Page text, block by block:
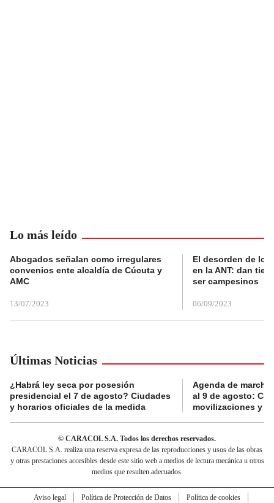
Lo más leído
Abogados señalan como irregulares
convenios ente alcaldía de Cúcuta y
AMC
13/07/2023
El desorden de
en la ANT: dan
ser campesinos
06/09/2023
Últimas Noticias
¿Habrá ley seca por posesión
presidencial el 7 de agosto? Ciudades
y horarios oficiales de la medida
Agenda de
al 9 de agosto:
movilizaciones y
© CARACOL S.A. Todos los derechos reservados.
CARACOL S.A. realiza una reserva expresa de las reproducciones y usos de las obras
y otras prestaciones accesibles desde este sitio web a medios de lectura mecánica u otros
medios que resulten adecuados.
Aviso legal Política de Protección de Datos
Política de cookies